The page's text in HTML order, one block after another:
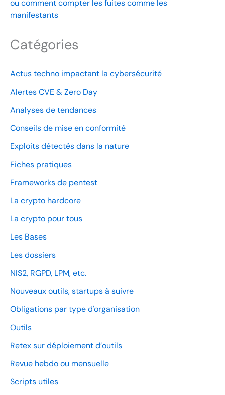
ou comment compter les fuites comme les
manifestants
Catégories
Actus techno impactant la cybersécurité
Alertes CVE & Zero Day
Analyses de tendances
Conseils de mise en conformité
Exploits détectés dans la nature
Fiches pratiques
Frameworks de pentest
La crypto hardcore
La crypto pour tous
Les Bases
Les dossiers
NIS2, RGPD, LPM, etc.
Nouveaux outils, startups à suivre
Obligations par type d'organisation
Outils
Retex sur déploiement d’outils
Revue hebdo ou mensuelle
Scripts utiles